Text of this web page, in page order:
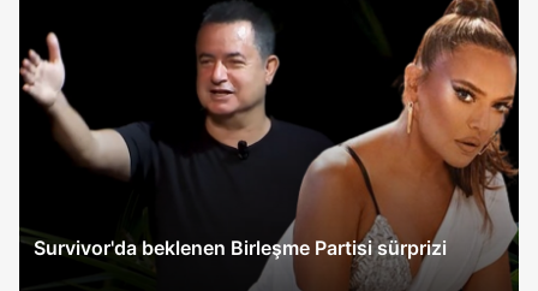
Survivor'da beklenen Birleşme Partisi sürprizi